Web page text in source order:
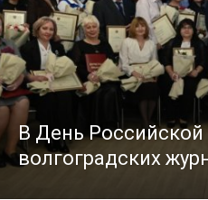
В День Российской
волгоградских